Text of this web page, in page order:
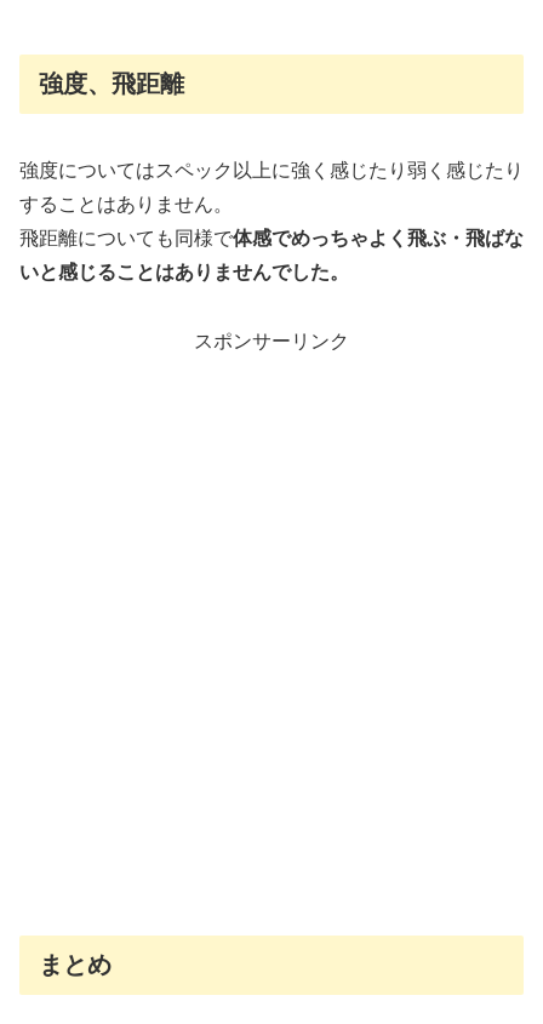
強度、飛距離
強度についてはスペック以上に強く感じたり弱く感じたり
することはありません。
飛距離についても同様で体感でめっちゃよく飛ぶ・飛ばな
いと感じることはありませんでした。
スポンサーリンク
まとめ